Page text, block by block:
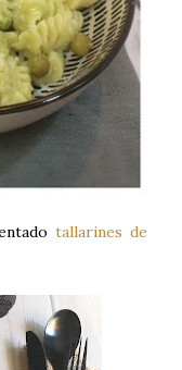
tallarines de